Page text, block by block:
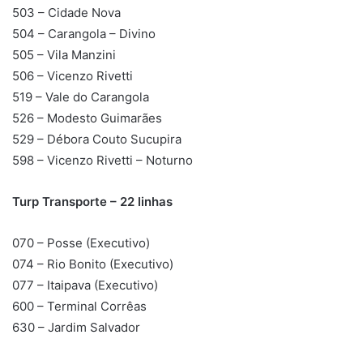
503 – Cidade Nova
504 – Carangola – Divino
505 – Vila Manzini
506 – Vicenzo Rivetti
519 – Vale do Carangola
526 – Modesto Guimarães
529 – Débora Couto Sucupira
598 – Vicenzo Rivetti – Noturno
Turp Transporte – 22 linhas
070 – Posse (Executivo)
074 – Rio Bonito (Executivo)
077 – Itaipava (Executivo)
600 – Terminal Corrêas
630 – Jardim Salvador